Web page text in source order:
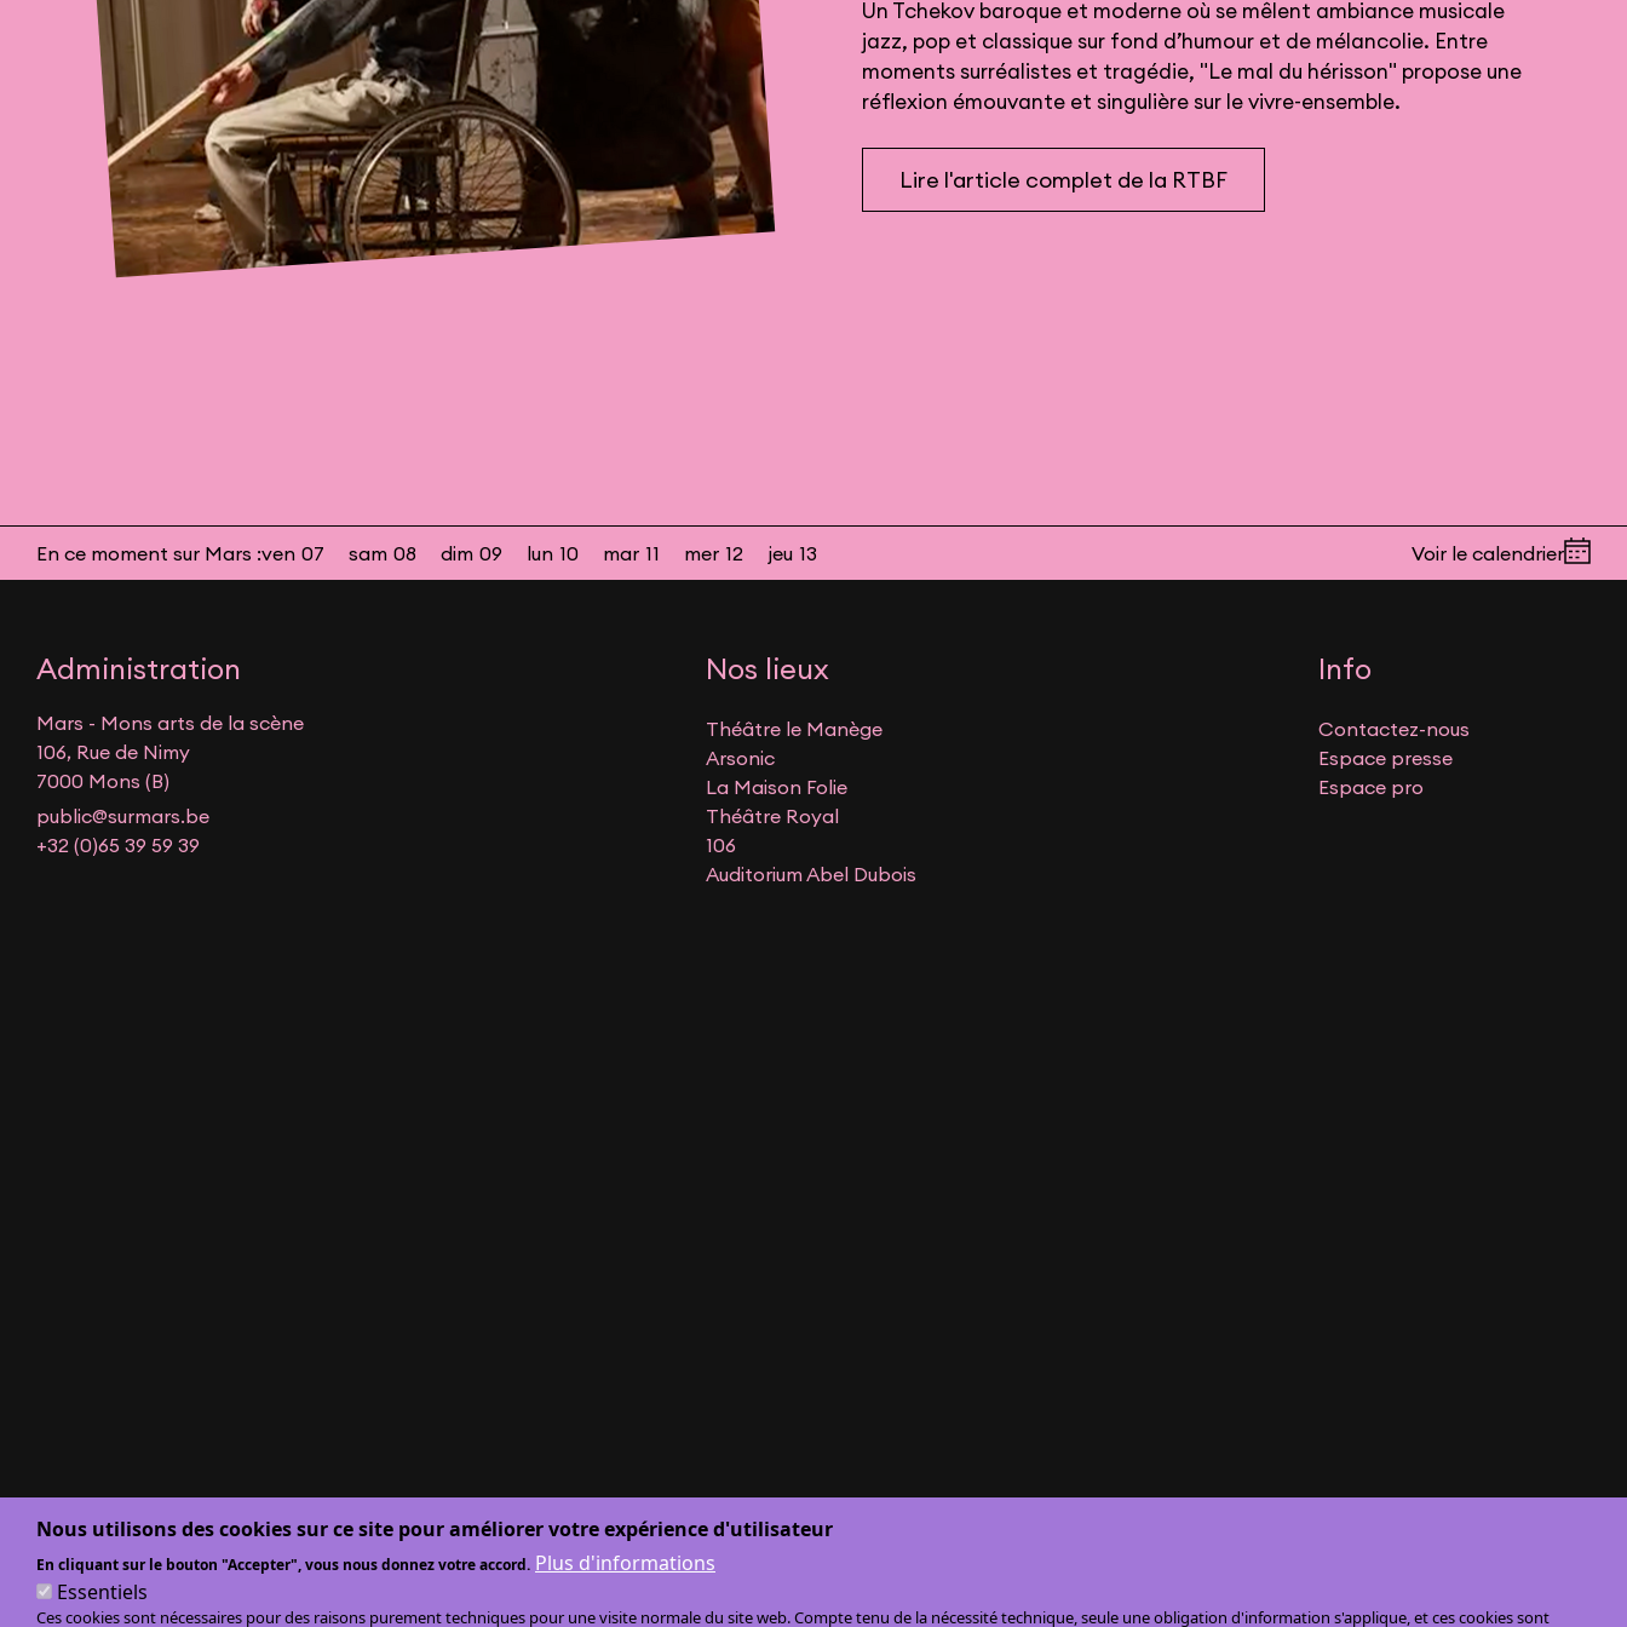
Un Tchekov baroque et moderne où se mêlent ambiance musicale
jazz, pop et classique sur fond d’humour et de mélancolie. Entre
moments surréalistes et tragédie, "Le mal du hérisson" propose une
réflexion émouvante et singulière sur le vivre-ensemble.
Lire l'article complet de la RTBF
En ce moment sur Mars :ven 07 sam 08 dim 09 lun 10 mar 11 mer 12 jeu 13 Voir le calendrier
Administration
Mars - Mons arts de la scène
106, Rue de Nimy
7000 Mons (B)
public@surmars.be
+32 (0)65 39 59 39
Nos lieux
Théâtre le Manège
Arsonic
La Maison Folie
Théâtre Royal
106
Auditorium Abel Dubois
Info
Contactez-nous
Espace presse
Espace pro
Nous utilisons des cookies sur ce site pour améliorer votre expérience d'utilisateur
En cliquant sur le bouton "Accepter", vous nous donnez votre accord. Plus d'informations
Essentiels
Ces cookies sont nécessaires pour des raisons purement techniques pour une visite normale du site web. Compte tenu de la nécessité technique, seule une obligation d'information s'applique, et ces cookies sont